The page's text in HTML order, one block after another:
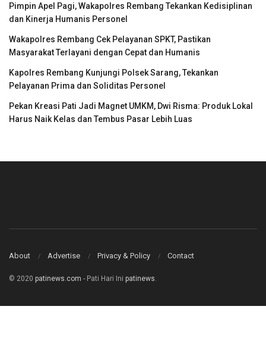
Pimpin Apel Pagi, Wakapolres Rembang Tekankan Kedisiplinan
dan Kinerja Humanis Personel
Wakapolres Rembang Cek Pelayanan SPKT, Pastikan
Masyarakat Terlayani dengan Cepat dan Humanis
Kapolres Rembang Kunjungi Polsek Sarang, Tekankan
Pelayanan Prima dan Soliditas Personel
Pekan Kreasi Pati Jadi Magnet UMKM, Dwi Risma: Produk Lokal
Harus Naik Kelas dan Tembus Pasar Lebih Luas
About Advertise Privacy & Policy Contact
© 2020 patinews.com - Pati Hari Ini patinews.